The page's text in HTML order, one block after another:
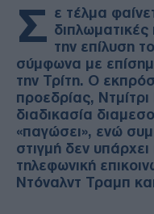
Σ ε τέλμα
την επίλυση
σύμφωνα με
την Τρίτη. Ο
προεδρίας,
διαδικασία
«παγώσει», ενώ
στιγμή δεν
τηλεφωνική
Ντόναλντ Τραμπ